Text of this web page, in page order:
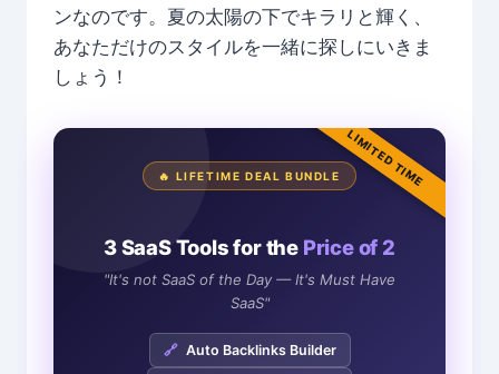
ンなのです。夏の太陽の下でキラリと輝く、
あなただけのスタイルを一緒に探しにいきま
しょう！
LIMITED TIME
🔥 LIFETIME DEAL BUNDLE
3 SaaS Tools for the Price of 2
"It's not SaaS of the Day — It's Must Have
SaaS"
🔗 Auto Backlinks Builder